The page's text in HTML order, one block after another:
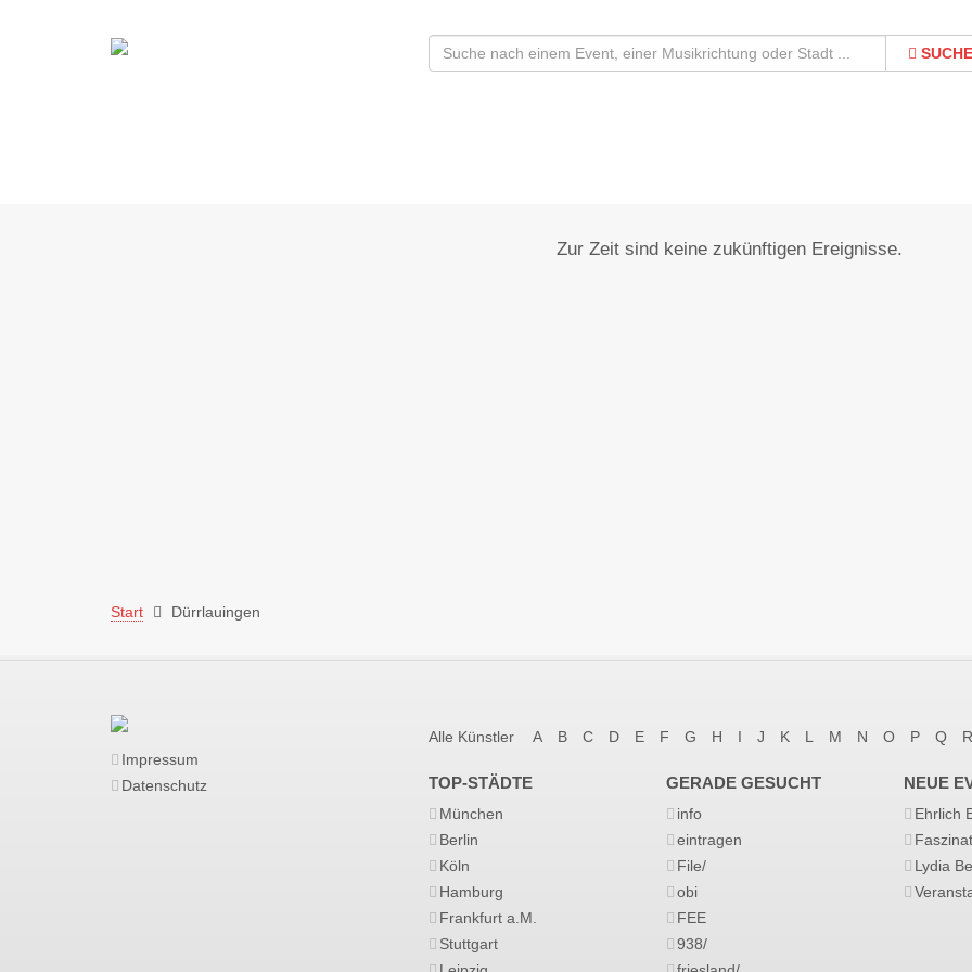
Zur Zeit sind keine zukünftigen Ereignisse.
Start Dürrlauingen
Impressum
Datenschutz
Alle Künstler A B C D E F G H I J K L M N O P Q R
TOP-STÄDTE
München
Berlin
Köln
Hamburg
Frankfurt a.M.
Stuttgart
GERADE GESUCHT
info
eintragen
File/
obi
FEE
938/
NEUE
Ehrlich
Lydia